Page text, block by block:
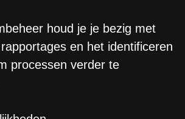
houd je je bezig met
en het identificeren
processen verder te